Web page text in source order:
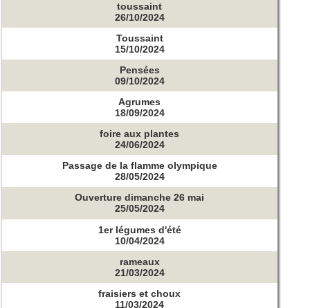
toussaint
26/10/2024
Toussaint
15/10/2024
Pensées
09/10/2024
Agrumes
18/09/2024
foire aux plantes
24/06/2024
Passage de la flamme olympique
28/05/2024
Ouverture dimanche 26 mai
25/05/2024
1er légumes d'été
10/04/2024
rameaux
21/03/2024
fraisiers et choux
11/03/2024